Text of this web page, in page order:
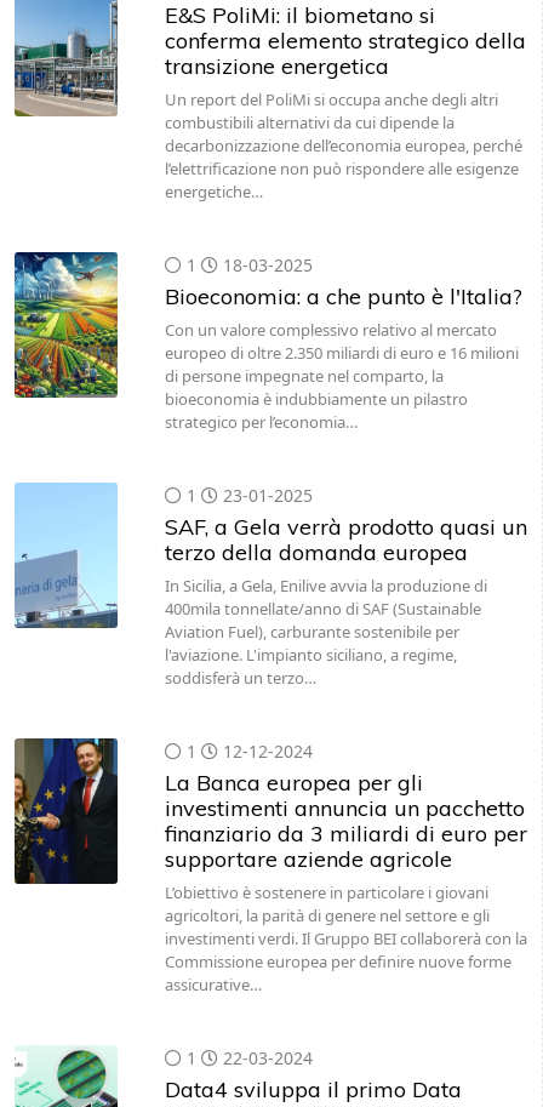
E&S PoliMi: il biometano si
conferma elemento strategico della
transizione energetica
Un report del PoliMi si occupa anche degli altri
combustibili alternativi da cui dipende la
decarbonizzazione dell’economia europea, perché
l’elettrificazione non può rispondere alle esigenze
energetiche…
1 18-03-2025
Bioeconomia: a che punto è l'Italia?
Con un valore complessivo relativo al mercato
europeo di oltre 2.350 miliardi di euro e 16 milioni
di persone impegnate nel comparto, la
bioeconomia è indubbiamente un pilastro
strategico per l’economia…
1 23-01-2025
SAF, a Gela verrà prodotto quasi un
terzo della domanda europea
In Sicilia, a Gela, Enilive avvia la produzione di
400mila tonnellate/anno di SAF (Sustainable
Aviation Fuel), carburante sostenibile per
l'aviazione. L'impianto siciliano, a regime,
soddisferà un terzo…
1 12-12-2024
La Banca europea per gli
investimenti annuncia un pacchetto
finanziario da 3 miliardi di euro per
supportare aziende agricole
L’obiettivo è sostenere in particolare i giovani
agricoltori, la parità di genere nel settore e gli
investimenti verdi. Il Gruppo BEI collaborerà con la
Commissione europea per definire nuove forme
assicurative…
1 22-03-2024
Data4 sviluppa il primo Data